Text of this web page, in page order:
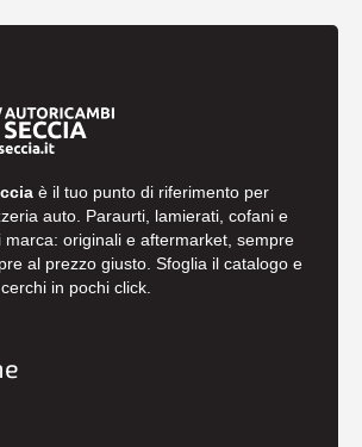
è il tuo punto di riferimento per
auto. Paraurti, lamierati, cofani e
marca: originali e aftermarket, sempre
al prezzo giusto. Sfoglia il catalogo e
in pochi click.